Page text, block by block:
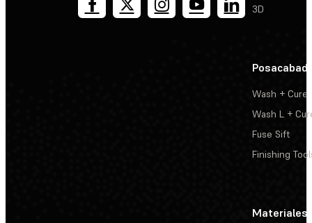
3D
Wash + Cure
Wash L +
Fuse Sift
Finishing
Materiales